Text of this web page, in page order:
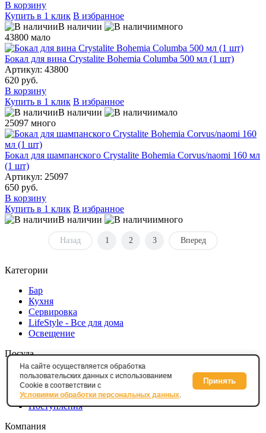
В корзину
Купить в 1 клик В избранное
В наличии
много
43800 мало
Бокал для вина Crystalite Bohemia Columba 500 мл (1 шт)
Артикул: 43800
620 руб.
В корзину
Купить в 1 клик В избранное
В наличии
мало
25097 много
Бокал для шампанского Crystalite Bohemia Corvus/naomi 160 мл
(1 шт)
Артикул: 25097
650 руб.
В корзину
Купить в 1 клик В избранное
В наличии
много
Назад 1 2 3 Вперед
Категории
Бар
Кухня
Сервировка
LifeStyle - Все для дома
Освещение
Посуда
По странам
Бренды
Серии
Поступления
Компания
На сайте осуществляется обработка
пользовательских данных с использованием
Cookie в соответствии с
Условиями обработки персональных данных.
Принять